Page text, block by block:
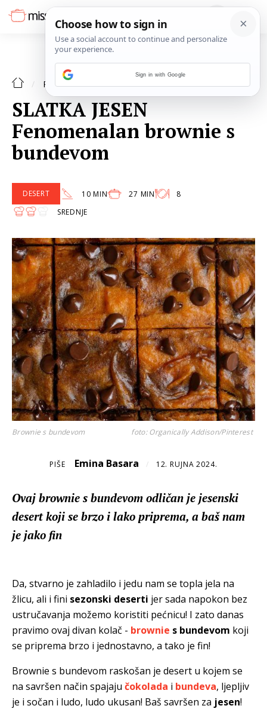
RECEPTI DESERT
SLATKA JESEN
Fenomenalan brownie s
bundevom
DESERT 10 MIN 27 MIN
8
SREDNJE
Brownie s bundevom foto: Organically Addison/Pinterest
PIŠE Emina Basara / 12. RUJNA 2024.
Ovaj brownie s bundevom odličan je jesenski
desert koji se brzo i lako priprema, a baš nam
je jako fin
Da, stvarno je zahladilo i jedu nam se topla jela na
žlicu, ali i fini sezonski deserti jer sada napokon bez
ustručavanja možemo koristiti pećnicu! I zato danas
pravimo ovaj divan kolač - brownie s bundevom koji
se priprema brzo i jednostavno, a tako je fin!
Brownie s bundevom raskošan je desert u kojem se
na savršen način spajaju čokolada i bundeva, ljepljiv
je i sočan i ludo, ludo ukusan! Baš savršen za jesen!
Sign in with Google